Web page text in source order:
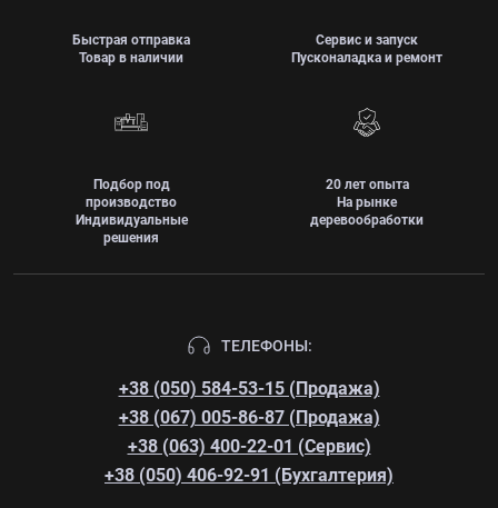
Быстрая отправка
Товар в наличии
Сервис и запуск
Пусконаладка и ремонт
Подбор под
производство
Индивидуальные
решения
20 лет опыта
На рынке
деревообработки
ТЕЛЕФОНЫ:
+38 (050) 584-53-15 (Продажа)
+38 (067) 005-86-87 (Продажа)
+38 (063) 400-22-01 (Сервис)
+38 (050) 406-92-91 (Бухгалтерия)